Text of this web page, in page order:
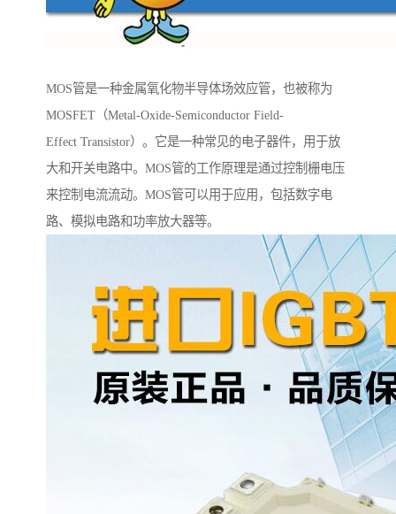
MOS管是一种金属氧化物半导体场效应管，也被称为
MOSFET（Metal-Oxide-Semiconductor Field-
Effect Transistor）。它是一种常见的电子器件，用于放
大和开关电路中。MOS管的工作原理是通过控制栅电压
来控制电流流动。MOS管可以用于应用，包括数字电
路、模拟电路和功率放大器等。